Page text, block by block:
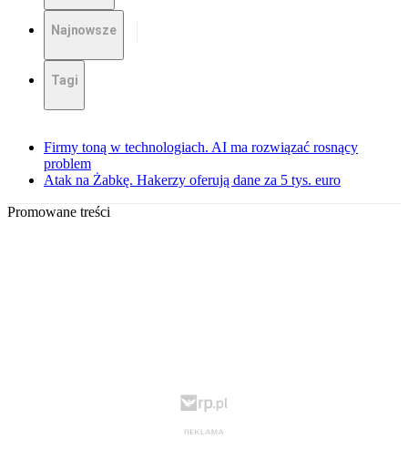
Najnowsze
Tagi
Firmy toną w technologiach. AI ma rozwiązać rosnący
problem
Atak na Żabkę. Hakerzy oferują dane za 5 tys. euro
Promowane treści